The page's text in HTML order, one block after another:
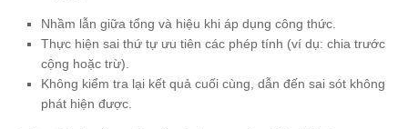
Nhầm lẫn giữa tổng và hiệu khi áp dụng công thức.
Thực hiện sai thứ tự ưu tiên các phép tính (ví dụ: chia trước
cộng hoặc trừ).
Không kiểm tra lại kết quả cuối cùng, dẫn đến sai sót không
phát hiện được.